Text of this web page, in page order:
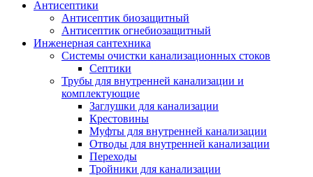
Антисептики
Антисептик биозащитный
Антисептик огнебиозащитный
Инженерная сантехника
Системы очистки канализационных стоков
Септики
Трубы для внутренней канализации и
комплектующие
Заглушки для канализации
Крестовины
Муфты для внутренней канализации
Отводы для внутренней канализации
Переходы
Тройники для канализации